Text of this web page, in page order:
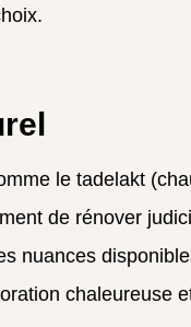
le tadelakt
de rénover
nuances
chaleureuse